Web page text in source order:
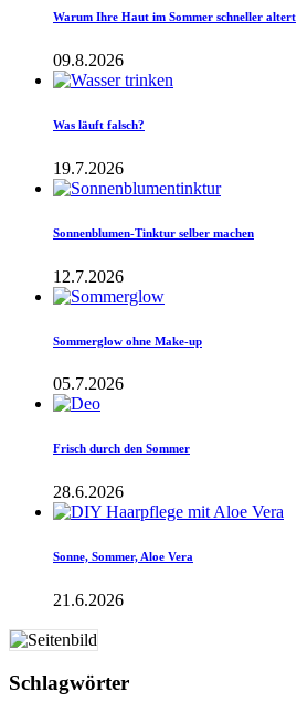
Warum Ihre Haut im Sommer schneller altert
09.8.2026
Was läuft falsch?
19.7.2026
Sonnenblumen-Tinktur selber machen
12.7.2026
Sommerglow ohne Make-up
05.7.2026
Frisch durch den Sommer
28.6.2026
Sonne, Sommer, Aloe Vera
21.6.2026
Schlagwörter